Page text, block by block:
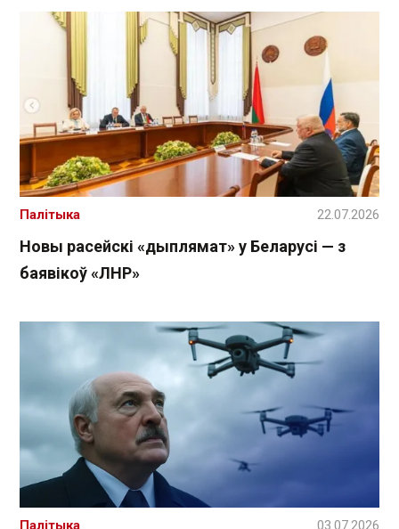
Новы расейскі «дыплямат» у Беларусі — з
баявікоў «ЛНР»
Палітыка 22.07.2026
Палітыка 03.07.2026